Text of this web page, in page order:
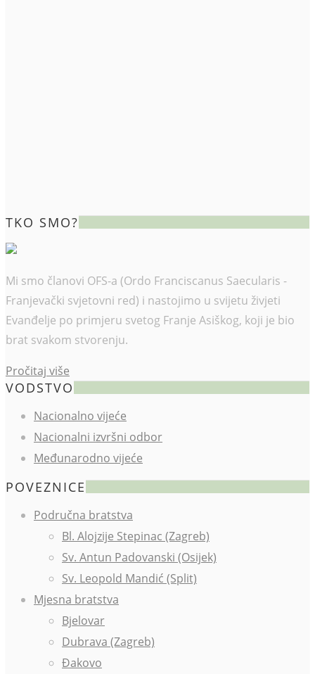
TKO SMO?
Mi smo članovi OFS-a (Ordo Franciscanus Saecularis -
Franjevački svjetovni red) i nastojimo u svijetu živjeti
Evanđelje po primjeru svetog Franje Asiškog, koji je bio
brat svakom stvorenju.
Pročitaj više
VODSTVO
Nacionalno vijeće
Nacionalni izvršni odbor
Međunarodno vijeće
POVEZNICE
Područna bratstva
Bl. Alojzije Stepinac (Zagreb)
Sv. Antun Padovanski (Osijek)
Sv. Leopold Mandić (Split)
Mjesna bratstva
Bjelovar
Dubrava (Zagreb)
Đakovo